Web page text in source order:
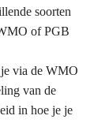
soorten
of PGB
via de WMO
van de
in hoe je je